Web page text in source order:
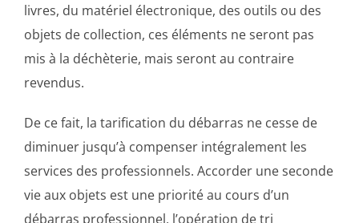
livres, du matériel électronique, des outils ou des
objets de collection, ces éléments ne seront pas
mis à la déchèterie, mais seront au contraire
revendus.
De ce fait, la tarification du débarras ne cesse de
diminuer jusqu’à compenser intégralement les
services des professionnels. Accorder une seconde
vie aux objets est une priorité au cours d’un
débarras professionnel, l’opération de tri